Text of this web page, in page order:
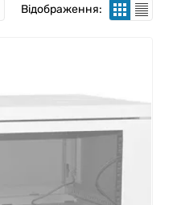
Відображення: